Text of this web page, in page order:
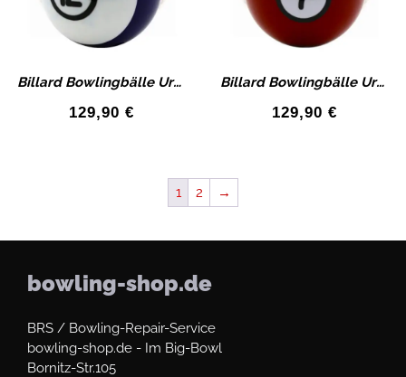
Billard Bowlingbälle Urethan Bowlingball mit Bohrung
129,90 €
Billard Bowlingbälle Urethan Bowlingball mit Bohrung
129,90 €
1 2 →
bowling-shop.de
BRS / Bowling-Repair-Service
bowling-shop.de - Im Big-Bowl
Bornitz-Str.105